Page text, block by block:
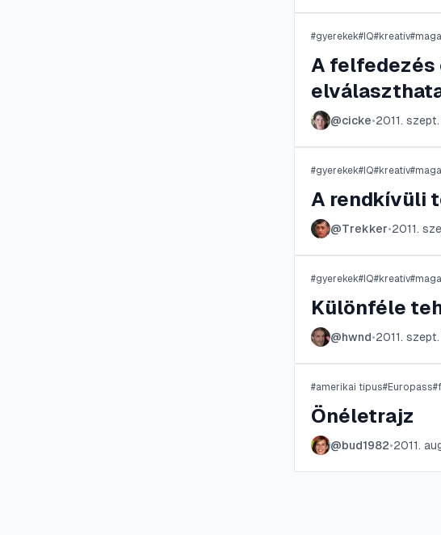
#gyerekek#IQ#kreatív#
A felfedezés
@cicke•2011. szept.
#gyerekek#IQ#kreatív#
A rendkívüli
@Trekker•2011.
#gyerekek#IQ#kreatív#
Különféle
@hwnd•2011. szept.
#amerikai típus#Europass#
Önéletrajz
@bud1982•2011.